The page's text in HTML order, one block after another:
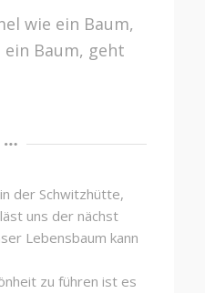
wie ein Baum,
Baum, geht
der Schwitzhütte,
uns der nächst
Lebensbaum kann
zu führen ist es